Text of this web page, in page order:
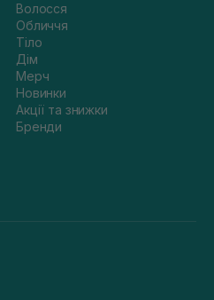
Волосся
Обличчя
Тіло
Дім
Мерч
Новинки
Акції та знижки
Бренди